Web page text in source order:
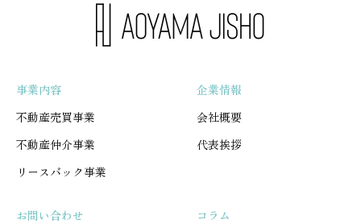
事業内容
不動産売買事業
不動産仲介事業
リースバック事業
企業情報
会社概要
代表挨拶
お問い合わせ
コラム